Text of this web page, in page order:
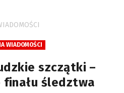
WIADOMOŚCI
szczątki –
finału śledztwa